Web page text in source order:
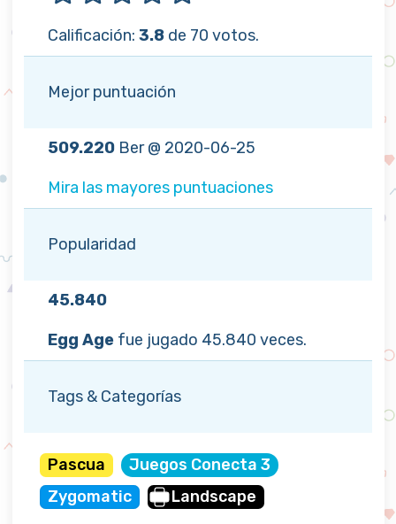
Calificación: 3.8 de 70 votos.
Mejor puntuación
509.220 Ber @ 2020-06-25
Mira las mayores puntuaciones
Popularidad
45.840
Egg Age fue jugado 45.840 veces.
Tags & Categorías
Pascua
Juegos Conecta 3
Zygomatic
Landscape